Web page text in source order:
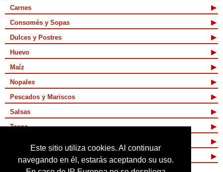
Este sitio utiliza cookies. Al continuar
navegando en él, estarás aceptando su uso.
Carnes
Consomés y Sopas
Dulces y Postres
Huevo
Maíz
Nopales
Pescados y Mariscos
Salsas
Tacos
Vegetarianas